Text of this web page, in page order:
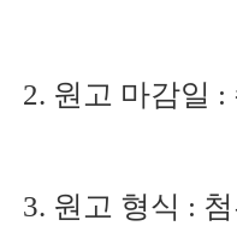
2. 원고 마감일
3. 원고 형식 :